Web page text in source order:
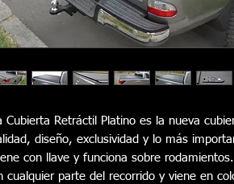
Cubierta Retráctil Platino es la nueva
diseño, exclusividad y lo más
con llave y funciona sobre
cualquier parte del recorrido y viene en